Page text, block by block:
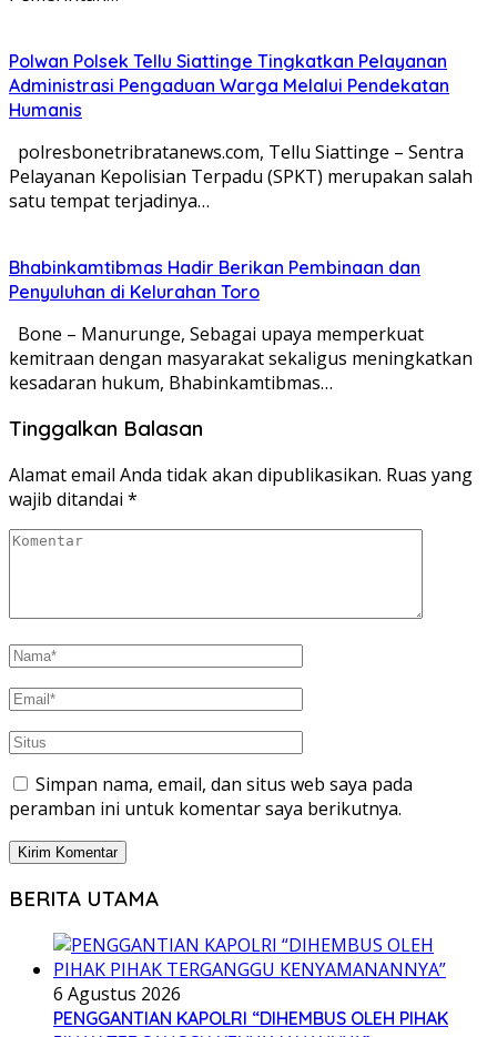
Polwan Polsek Tellu Siattinge Tingkatkan Pelayanan
Administrasi Pengaduan Warga Melalui Pendekatan
Humanis
polresbonetribratanews.com, Tellu Siattinge – Sentra
Pelayanan Kepolisian Terpadu (SPKT) merupakan salah
satu tempat terjadinya…
Bhabinkamtibmas Hadir Berikan Pembinaan dan
Penyuluhan di Kelurahan Toro
Bone – Manurunge, Sebagai upaya memperkuat
kemitraan dengan masyarakat sekaligus meningkatkan
kesadaran hukum, Bhabinkamtibmas…
Tinggalkan Balasan
Alamat email Anda tidak akan dipublikasikan. Ruas yang
wajib ditandai *
Simpan nama, email, dan situs web saya pada
peramban ini untuk komentar saya berikutnya.
BERITA UTAMA
6 Agustus 2026
PENGGANTIAN KAPOLRI “DIHEMBUS OLEH PIHAK